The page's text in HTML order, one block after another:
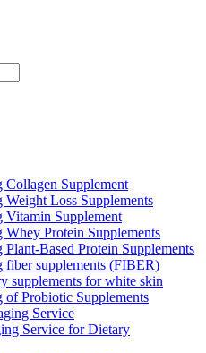
Collagen Supplement
Loss Supplements
Vitamin Supplement
Whey Protein Supplements
Based Protein Supplements
fiber supplements (FIBER)
supplements for white skin
of Probiotic Supplements
Service
Service for Dietary